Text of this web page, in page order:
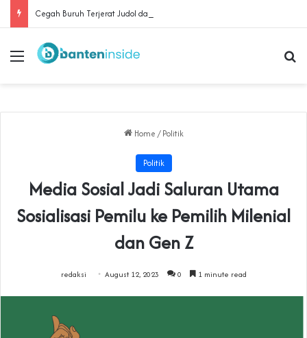
Menu
Home / Politik
Politik
Media Sosial Jadi Saluran Utama
Sosialisasi Pemilu ke Pemilih Milenial
dan Gen Z
redaksi August 12, 2023 0 1 minute read